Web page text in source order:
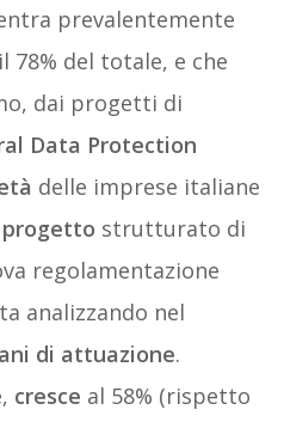
prevalentemente
78% del totale, e che
dai progetti di
Data Protection
delle imprese italiane
progetto strutturato di
regolamentazione
analizzando nel
di attuazione.
cresce al 58% (rispetto